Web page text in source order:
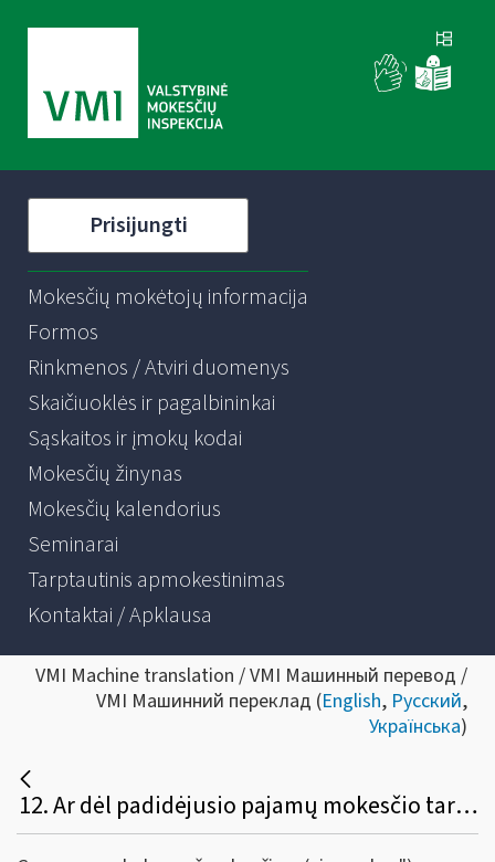
Prisijungti
Mokesčių mokėtojų informacija
Formos
Rinkmenos / Atviri duomenys
Skaičiuoklės ir pagalbininkai
Sąskaitos ir įmokų kodai
Mokesčių žinynas
Mokesčių kalendorius
Seminarai
Tarptautinis apmokestinimas
Kontaktai / Apklausa
VMI Machine translation / VMI Машинный перевод /
VMI Машинний переклад (English, Русский,
Українська)
12. Ar dėl padidėjusio pajamų mokesčio tarifo darbuotojo gaunamo darbo užmokesčio (po mokesčių) suma nesumažės ?